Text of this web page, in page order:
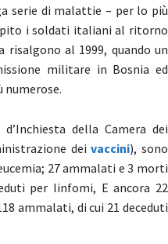
serie di malattie – per lo più
i soldati italiani al ritorno
al 1999, quando un
militare in Bosnia ed
della Camera dei
deivaccini), sono
27 ammalati e 3 morti
per linfomi, E ancora 22
ammalati, di cui 21 deceduti